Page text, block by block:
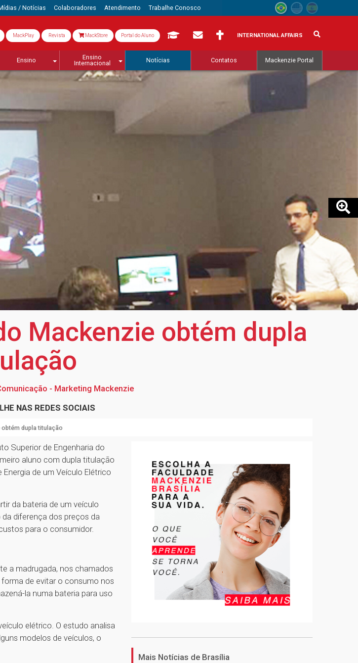
/ Notícias Colaboradores Atendimento Trabalhe Conosco
MackPlay Revista MackStore Portal do Aluno INTERNATIONAL AFFAIRS
Ensino
Ensino
Internacional
Notícias Contatos Mackenzie Portal
Mackenzie obtém dupla
- Marketing Mackenzie
NAS REDES SOCIAIS
dupla titulação
Superior de Engenharia do
aluno com dupla titulação
de um Veículo Elétrico
da bateria de um veículo
diferença dos preços da
para o consumidor.
a madrugada, nos chamados
de evitar o consumo nos
la numa bateria para uso
elétrico. O estudo analisa
modelos de veículos, o
Mais Notícias de Brasília